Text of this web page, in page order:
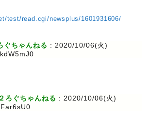
test/read.cgi/newsplus/1601931606/
ぐちゃんねる : 2020/10/06(火)
ろぐちゃんねる : 2020/10/06(火)